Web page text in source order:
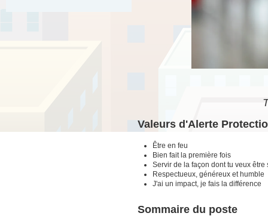
Valeurs d'Alerte
Être en feu
Bien fait la première fois
Servir de la façon dont tu veux être
Respectueux, généreux et humble
J'ai un impact, je fais la différence
Sommaire du poste